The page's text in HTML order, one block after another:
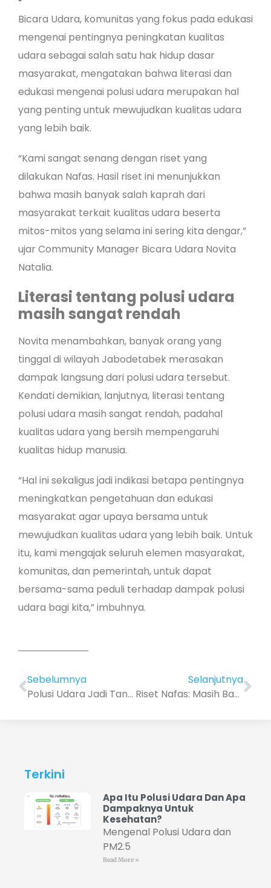
Bicara Udara, komunitas yang fokus pada edukasi
mengenai pentingnya peningkatan kualitas
udara sebagai salah satu hak hidup dasar
masyarakat, mengatakan bahwa literasi dan
edukasi mengenai polusi udara merupakan hal
yang penting untuk mewujudkan kualitas udara
yang lebih baik.
“Kami sangat senang dengan riset yang
dilakukan Nafas. Hasil riset ini menunjukkan
bahwa masih banyak salah kaprah dari
masyarakat terkait kualitas udara beserta
mitos-mitos yang selama ini sering kita dengar,”
ujar Community Manager Bicara Udara Novita
Natalia.
Literasi tentang polusi udara
masih sangat rendah
Novita menambahkan, banyak orang yang
tinggal di wilayah Jabodetabek merasakan
dampak langsung dari polusi udara tersebut.
Kendati demikian, lanjutnya, literasi tentang
polusi udara masih sangat rendah, padahal
kualitas udara yang bersih mempengaruhi
kualitas hidup manusia.
“Hal ini sekaligus jadi indikasi betapa pentingnya
meningkatkan pengetahuan dan edukasi
masyarakat agar upaya bersama untuk
mewujudkan kualitas udara yang lebih baik. Untuk
itu, kami mengajak seluruh elemen masyarakat,
komunitas, dan pemerintah, untuk dapat
bersama-sama peduli terhadap dampak polusi
udara bagi kita,” imbuhnya.
Sebelumnya
Polusi Udara Jadi Tantangan Membesarkan Anak di Kota Besar
Selanjutnya
Riset Nafas: Masih Banyak yang Salah Kaprah Terkait Kualitas Udara
Terkini
Apa Itu Polusi Udara Dan Apa
Dampaknya Untuk
Kesehatan?
Mengenal Polusi Udara dan
PM2.5
Read More »